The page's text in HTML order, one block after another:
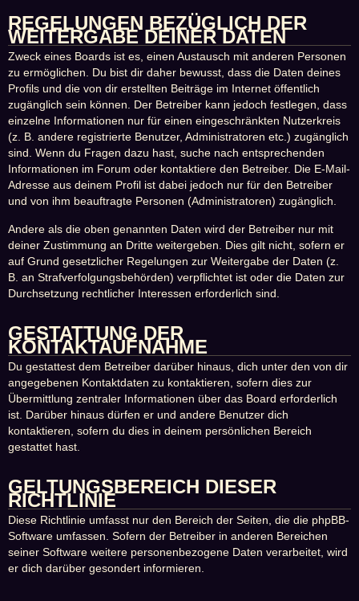
REGELUNGEN BEZÜGLICH DER
WEITERGABE DEINER DATEN
Zweck eines Boards ist es, einen Austausch mit anderen Personen
zu ermöglichen. Du bist dir daher bewusst, dass die Daten deines
Profils und die von dir erstellten Beiträge im Internet öffentlich
zugänglich sein können. Der Betreiber kann jedoch festlegen, dass
einzelne Informationen nur für einen eingeschränkten Nutzerkreis
(z. B. andere registrierte Benutzer, Administratoren etc.) zugänglich
sind. Wenn du Fragen dazu hast, suche nach entsprechenden
Informationen im Forum oder kontaktiere den Betreiber. Die E-Mail-
Adresse aus deinem Profil ist dabei jedoch nur für den Betreiber
und von ihm beauftragte Personen (Administratoren) zugänglich.
Andere als die oben genannten Daten wird der Betreiber nur mit
deiner Zustimmung an Dritte weitergeben. Dies gilt nicht, sofern er
auf Grund gesetzlicher Regelungen zur Weitergabe der Daten (z.
B. an Strafverfolgungsbehörden) verpflichtet ist oder die Daten zur
Durchsetzung rechtlicher Interessen erforderlich sind.
GESTATTUNG DER
KONTAKTAUFNAHME
Du gestattest dem Betreiber darüber hinaus, dich unter den von dir
angegebenen Kontaktdaten zu kontaktieren, sofern dies zur
Übermittlung zentraler Informationen über das Board erforderlich
ist. Darüber hinaus dürfen er und andere Benutzer dich
kontaktieren, sofern du dies in deinem persönlichen Bereich
gestattet hast.
GELTUNGSBEREICH DIESER
RICHTLINIE
Diese Richtlinie umfasst nur den Bereich der Seiten, die die phpBB-
Software umfassen. Sofern der Betreiber in anderen Bereichen
seiner Software weitere personenbezogene Daten verarbeitet, wird
er dich darüber gesondert informieren.